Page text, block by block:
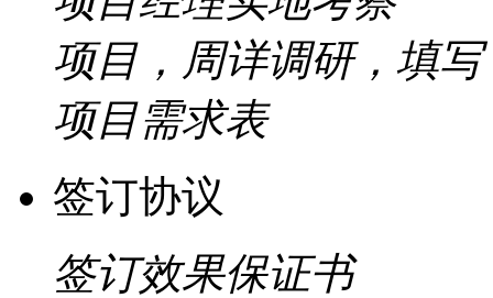
项目，周详调研，填写
项目需求表
签订协议
签订效果保证书